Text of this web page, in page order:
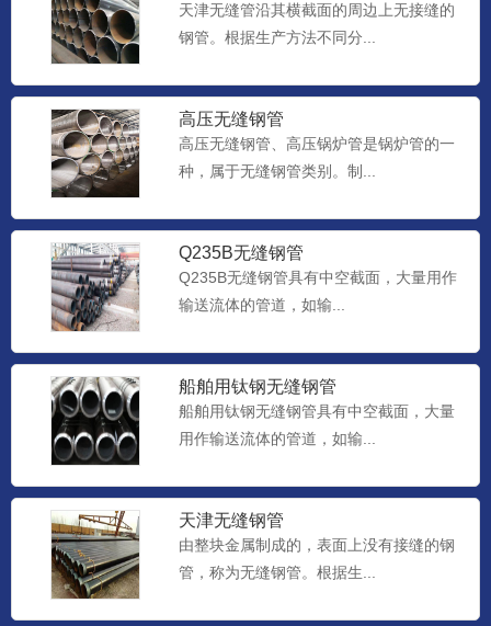
天津无缝管沿其横截面的周边上无接缝的
钢管。根据生产方法不同分...
高压无缝钢管
高压无缝钢管、高压锅炉管是锅炉管的一
种，属于无缝钢管类别。制...
Q235B无缝钢管
Q235B无缝钢管具有中空截面，大量用作
输送流体的管道，如输...
船舶用钛钢无缝钢管
船舶用钛钢无缝钢管具有中空截面，大量
用作输送流体的管道，如输...
天津无缝钢管
由整块金属制成的，表面上没有接缝的钢
管，称为无缝钢管。根据生...